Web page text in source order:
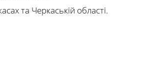
та Черкаській області.